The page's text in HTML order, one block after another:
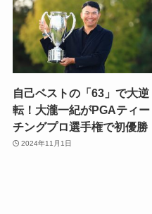
自己ベストの「63」で大逆
転！大瀧一紀がPGAティー
チングプロ選手権で初優勝
2024年11月1日